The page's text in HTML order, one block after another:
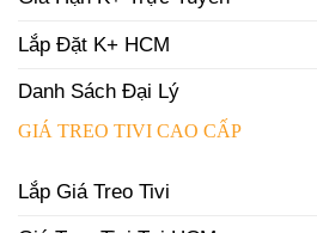
Lắp Đặt K+ HCM
Danh Sách Đại Lý
GIÁ TREO TIVI CAO CẤP
Lắp Giá Treo Tivi